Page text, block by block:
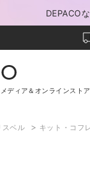
DEPACO
ディア＆オンラインストア
スベル > キット・コフ